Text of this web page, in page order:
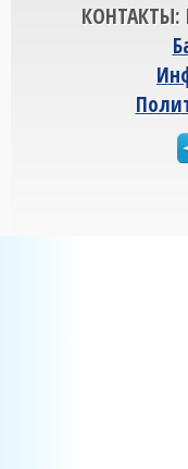
КОНТАКТЫ: